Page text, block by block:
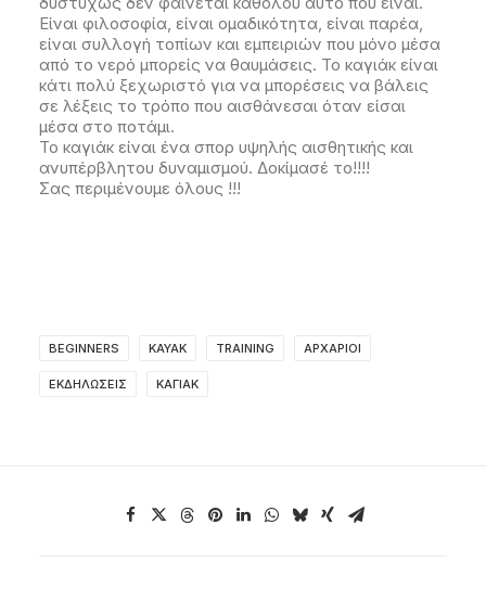
Είναι φιλοσοφία, είναι ομαδικότητα, είναι παρέα,
είναι συλλογή τοπίων και εμπειριών που μόνο μέσα
από το νερό μπορείς να θαυμάσεις. Το καγιάκ είναι
κάτι πολύ ξεχωριστό για να μπορέσεις να βάλεις
σε λέξεις το τρόπο που αισθάνεσαι όταν είσαι
μέσα στο ποτάμι.
Το καγιάκ είναι ένα σπορ υψηλής αισθητικής και
ανυπέρβλητου δυναμισμού. Δοκίμασέ το!!!!
Σας περιμένουμε όλους !!!
BEGINNERS KAYAK TRAINING ΑΡΧΆΡΙΟΙ
ΕΚΔΗΛΏΣΕΙΣ ΚΑΓΙΆΚ